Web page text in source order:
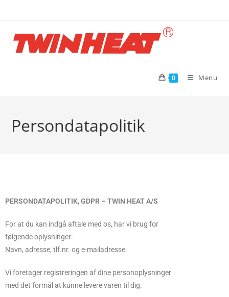
0 Menu
Persondatapolitik
PERSONDATAPOLITIK, GDPR – TWIN HEAT A/S
For at du kan indgå aftale med os, har vi brug for
følgende oplysninger:
Navn, adresse, tlf.nr. og e-mailadresse.
Vi foretager registreringen af dine personoplysninger
med det formål at kunne levere varen til dig.